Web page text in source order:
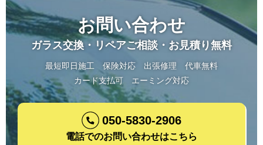
お問い合わせ
ガラス交換・リペアご相談・お見積り無料
最短即日施工 保険対応 出張修理
代車無料
カード支払可
エーミング対応
050-5830-2906
電話でのお問い合わせはこちら